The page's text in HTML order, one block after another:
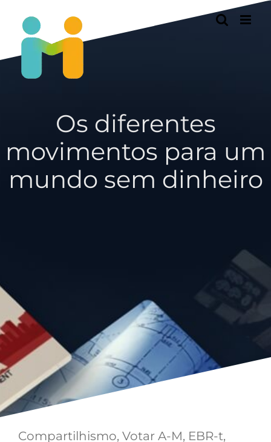
contenu
Os diferentes
movimentos para um
mundo sem dinheiro
Compartilhismo, Votar A-M, EBR-t,